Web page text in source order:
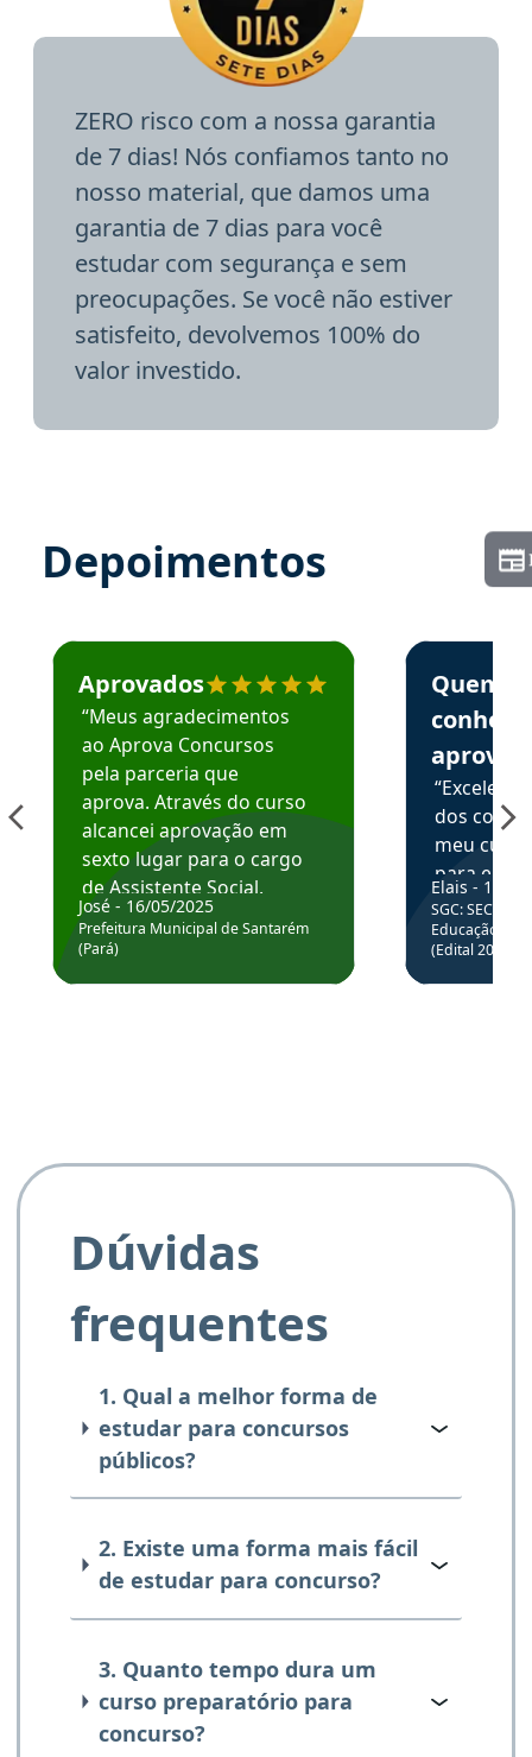
ZERO risco com a nossa garantia
de 7 dias! Nós confiamos tanto no
nosso material, que damos uma
garantia de 7 dias para você
estudar com segurança e sem
preocupações. Se você não estiver
satisfeito, devolvemos 100% do
valor investido.
Depoimentos
Estudante José recomenda o Aprova Concursos em
Aprovados
“Meus agradecimentos
ao Aprova Concursos
pela parceria que
aprova. Através do curso
alcancei aprovação em
sexto lugar para o cargo
de Assistente Social.
Hoje estou atuando na
Prefeitura de Santarém.
José - 16/05/2025
Prefeitura Municipal de Santarém
(Pará)
Estudante
Quem
aprova
dos
meu
para
colocar
através
de
Elais - 15/
SGC: SEC BA
Educação
(Edital
Dúvidas
frequentes
1. Qual a melhor forma de
estudar para concursos
públicos?
2. Existe uma forma mais fácil
de estudar para concurso?
3. Quanto tempo dura um
curso preparatório para
concurso?